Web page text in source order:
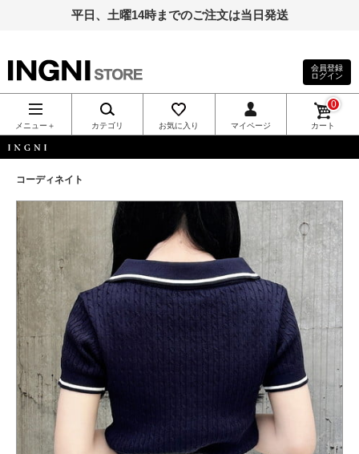
平日、土曜14時までのご注文は当日発送
INGNI（イン
グ）公式通
販｜INGNI
STORE
会員登録
ログイン
メニュー＋ カテゴリ お気に入り マイページ カート
0
コーディネイト